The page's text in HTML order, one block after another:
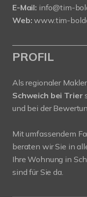
E-Mail: info@tim-
Web:www.tim-
PROFIL
Als regionaler
Schweich bei Trier
und bei der
Mit umfassendem
beraten wir Sie in
Ihre Wohnung in
sind für Sie da.